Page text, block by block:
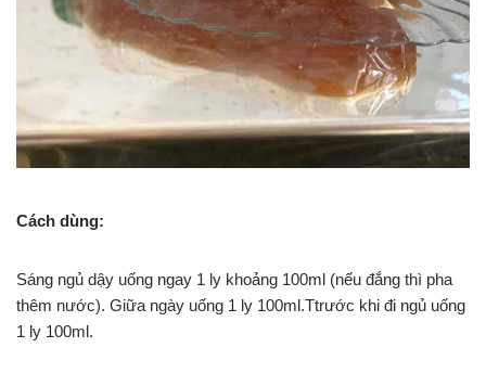
Cách dùng:
Sáng ngủ dậy uống ngay 1 ly khoảng 100ml (nếu đắng thì pha
thêm nước). Giữa ngày uống 1 ly 100ml.Ttrước khi đi ngủ uống
1 ly 100ml.